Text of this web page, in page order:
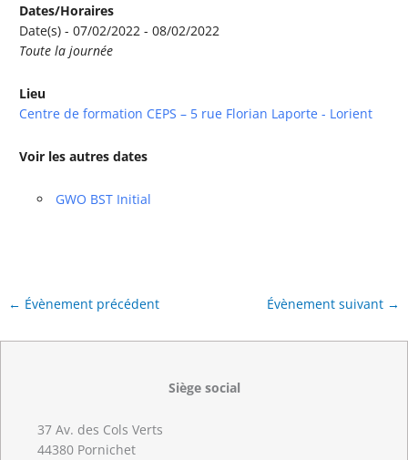
Dates/Horaires
Date(s) - 07/02/2022 - 08/02/2022
Toute la journée
Lieu
Centre de formation CEPS – 5 rue Florian Laporte - Lorient
Voir les autres dates
GWO BST Initial
← Évènement précédent Évènement suivant →
Siège social
37 Av. des Cols Verts
44380 Pornichet